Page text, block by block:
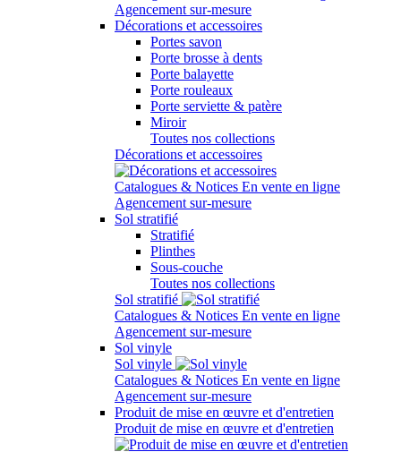
Agencement sur-mesure
Décorations et accessoires
Portes savon
Porte brosse à dents
Porte balayette
Porte rouleaux
Porte serviette & patère
Miroir
Toutes nos collections
Décorations et accessoires
Catalogues & Notices En vente en ligne
Agencement sur-mesure
Sol stratifié
Stratifié
Plinthes
Sous-couche
Toutes nos collections
Sol stratifié
Catalogues & Notices En vente en ligne
Agencement sur-mesure
Sol vinyle
Sol vinyle
Catalogues & Notices En vente en ligne
Agencement sur-mesure
Produit de mise en œuvre et d'entretien
Produit de mise en œuvre et d'entretien